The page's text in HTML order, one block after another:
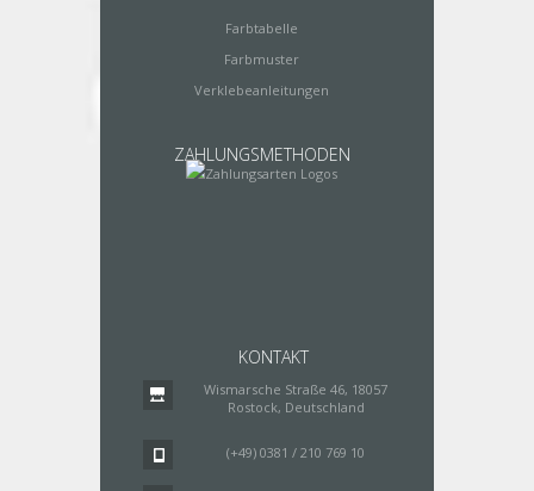
Farbtabelle
Farbmuster
Verklebeanleitungen
ZAHLUNGSMETHODEN
KONTAKT
Wismarsche Straße 46, 18057
Rostock, Deutschland
(+49) 0381 / 210 769 10